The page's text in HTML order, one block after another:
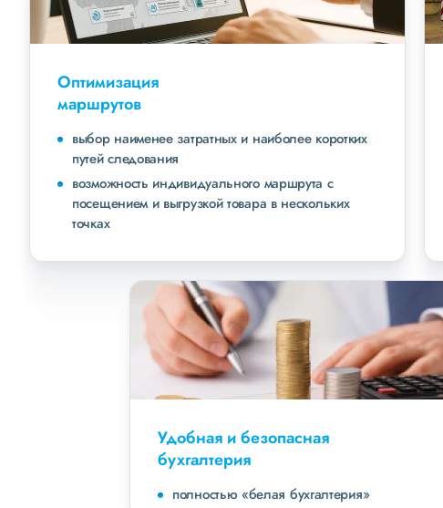
Оптимизация
маршрутов
выбор наименее затратных и наиболее коротких
путей следования
возможность индивидуального маршрута с
посещением и выгрузкой товара в нескольких
точках
Удобная и безопасная
полностью «белая бухгалтерия»